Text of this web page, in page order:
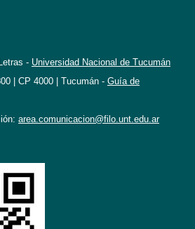
- Universidad Nacional de Tucumán
| CP 4000 | Tucumán - Guía de
area.comunicacion@filo.unt.edu.ar